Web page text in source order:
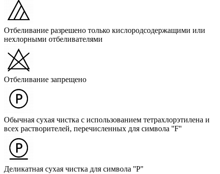
Отбеливание разрешено только кислородсодержащими или
нехлорными отбеливателями
Отбеливание запрещено
Обычная сухая чистка с использованием тетрахлорэтилена и
всех растворителей, перечисленных для символа ''F''
Деликатная сухая чистка для символа ''P''